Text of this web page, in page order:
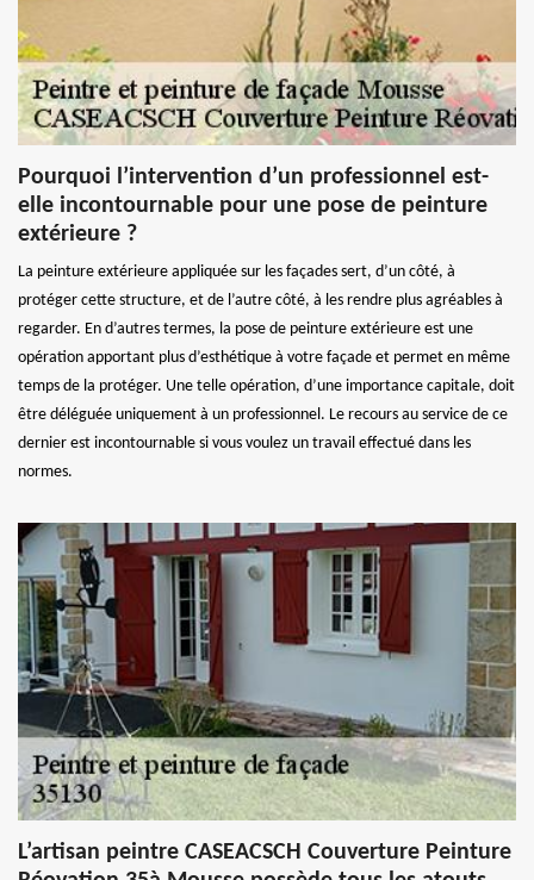
Pourquoi l’intervention d’un professionnel est-
elle incontournable pour une pose de peinture
extérieure ?
La peinture extérieure appliquée sur les façades sert, d’un côté, à
protéger cette structure, et de l’autre côté, à les rendre plus agréables à
regarder. En d’autres termes, la pose de peinture extérieure est une
opération apportant plus d’esthétique à votre façade et permet en même
temps de la protéger. Une telle opération, d’une importance capitale, doit
être déléguée uniquement à un professionnel. Le recours au service de ce
dernier est incontournable si vous voulez un travail effectué dans les
normes.
L’artisan peintre CASEACSCH Couverture Peinture